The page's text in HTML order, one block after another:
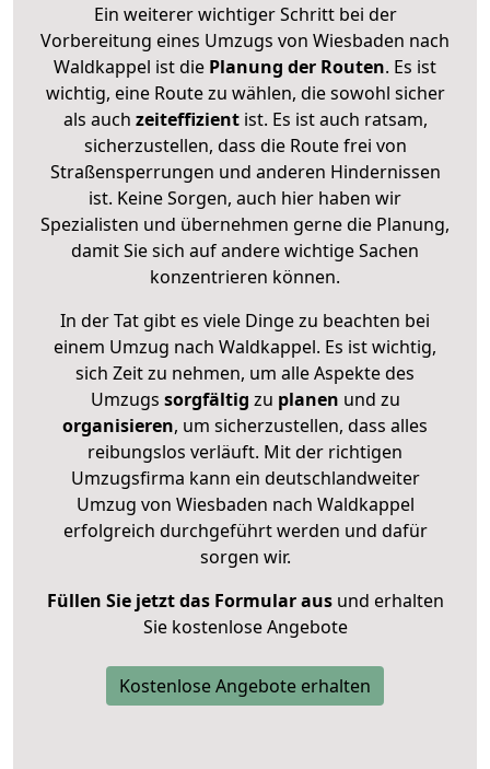
Ein weiterer wichtiger Schritt bei der
Vorbereitung eines Umzugs von Wiesbaden nach
Waldkappel ist die Planung der Routen. Es ist
wichtig, eine Route zu wählen, die sowohl sicher
als auch zeiteffizientist. Es ist auch ratsam,
sicherzustellen, dass die Route frei von
Straßensperrungen und anderen Hindernissen
ist. Keine Sorgen, auch hier haben wir
Spezialisten und übernehmen gerne die Planung,
damit Sie sich auf andere wichtige Sachen
konzentrieren können.
In der Tat gibt es viele Dinge zu beachten bei
einem Umzug nach Waldkappel. Es ist wichtig,
sich Zeit zu nehmen, um alle Aspekte des
Umzugs sorgfältig zu planen und zu
organisieren, um sicherzustellen, dass alles
reibungslos verläuft. Mit der richtigen
Umzugsfirma kann ein deutschlandweiter
Umzug von Wiesbaden nach Waldkappel
erfolgreich durchgeführt werden und dafür
sorgen wir.
Füllen Sie jetzt das Formular ausund erhalten
Sie kostenlose Angebote
Kostenlose Angebote erhalten